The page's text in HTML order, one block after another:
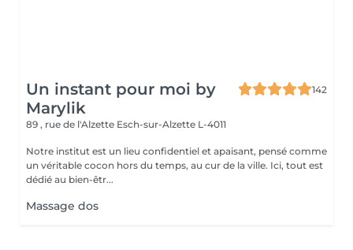
Un instant pour moi by
Marylik
142
89 , rue de l'Alzette Esch-sur-Alzette L-4011
Notre institut est un lieu confidentiel et apaisant, pensé comme
un véritable cocon hors du temps, au cur de la ville. Ici, tout est
dédié au bien-êtr...
Massage dos